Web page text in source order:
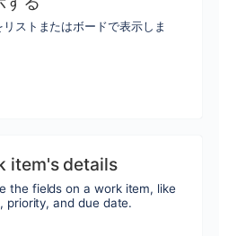
ストまたはボードで表示しま
item's details
the fields on a work item, like
priority, and due date.